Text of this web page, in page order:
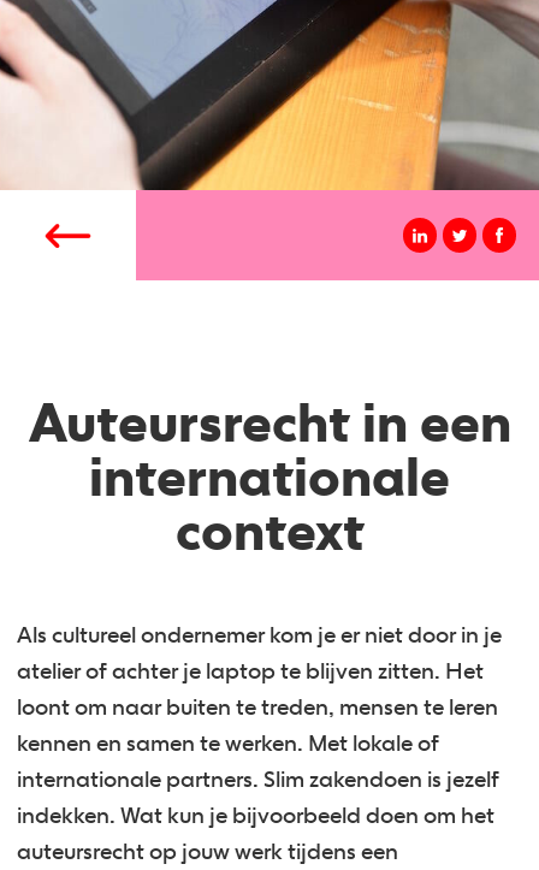
Auteursrecht in een
internationale
context
Als cultureel ondernemer kom je er niet door in je
atelier of achter je laptop te blijven zitten. Het
loont om naar buiten te treden, mensen te leren
kennen en samen te werken. Met lokale of
internationale partners. Slim zakendoen is jezelf
indekken. Wat kun je bijvoorbeeld doen om het
auteursrecht op jouw werk tijdens een